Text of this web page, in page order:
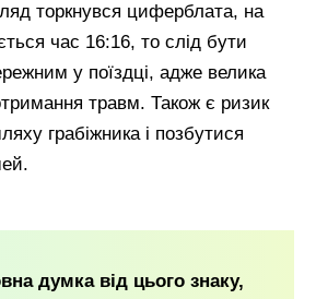
торкнувся циферблата, на
час 16:16, то слід бути
у поїздці, адже велика
травм. Також є ризик
грабіжника і позбутися
думка від цього знаку,